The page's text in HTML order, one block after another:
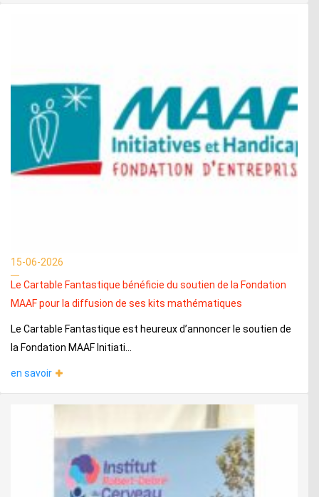
15-06-2026
Le Cartable Fantastique bénéficie du soutien de la Fondation
MAAF pour la diffusion de ses kits mathématiques
Le Cartable Fantastique est heureux d’annoncer le soutien de
la Fondation MAAF Initiati...
en savoir